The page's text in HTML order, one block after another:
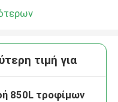
τιμή για
850L τροφίμων